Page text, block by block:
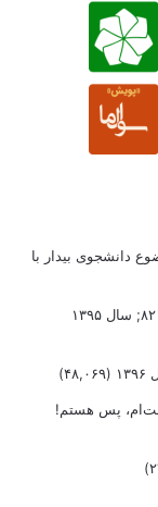
دانشجوی بیدار با
(۴۸,۰۶۹)